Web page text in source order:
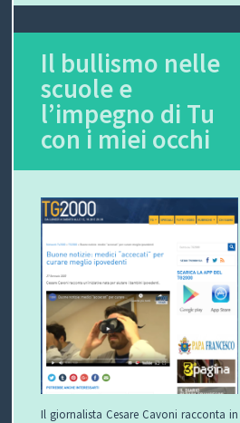
Il bullismo nelle
scuole e
l’impegno di Tu
con i miei occhi
Il giornalista Cesare Cavoni racconta in